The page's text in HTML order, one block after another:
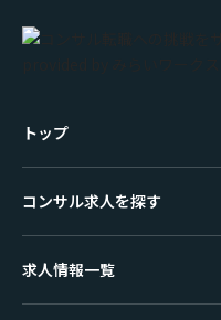
トップ
コンサル求人を探す
求人情報一覧